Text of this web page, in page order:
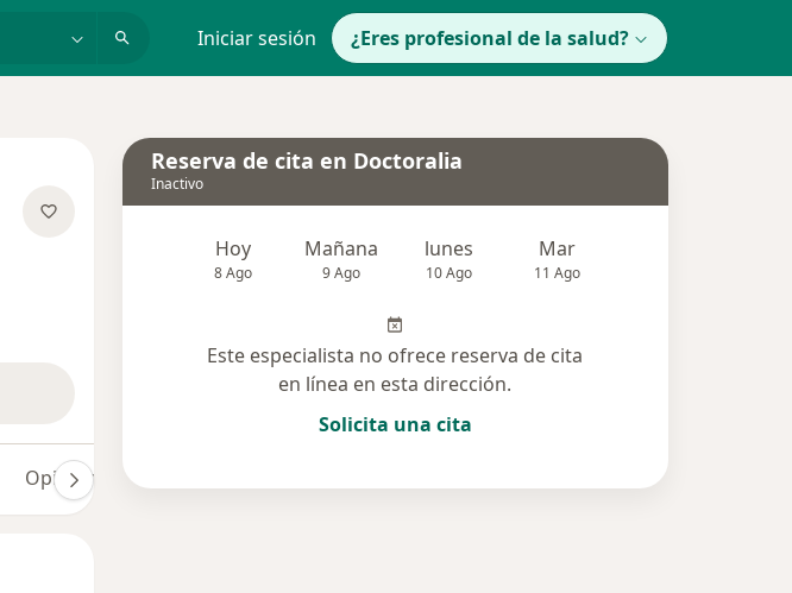
Iniciar sesión ¿Eres profesional de la salud?
Opiniones (6)
Reserva de cita en Doctoralia
Inactivo
Hoy
8 Ago
Mañana
9 Ago
lunes
10 Ago
Mar
11 Ago
Este especialista no ofrece reserva de cita
en línea en esta dirección.
Solicita una cita